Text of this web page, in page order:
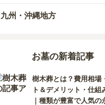
宮城県
茨城県
三重県
福井県
長野県
兵庫県
奈良県
岡山県
島根県
九州・沖縄地方
宮崎県
お墓の新着記事
樹木葬とは？費用相場
ト＆デメリット・仕組
｜種類が豊富で人気の